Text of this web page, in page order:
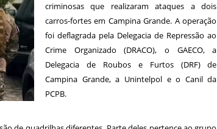
criminosas que realizaram ataques a dois
carros-fortes em Campina Grande. A operação
foi deflagrada pela Delegacia de Repressão ao
Crime Organizado (DRACO), o GAECO, a
Delegacia de Roubos e Furtos (DRF) de
Campina Grande, a Unintelpol e o Canil da
PCPB.